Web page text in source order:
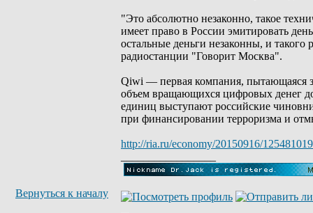
"Это абсолютно незаконно, такое
имеет право в России эмитировать
остальные деньги незаконны, и
радиостанции "Говорит Москва".
Qiwi — первая компания, пытающаяся
объем вращающихся цифровых денег
единиц выступают российские
при финансировании терроризма и
http://ria.ru/economy/20150916/
Вернуться к началу